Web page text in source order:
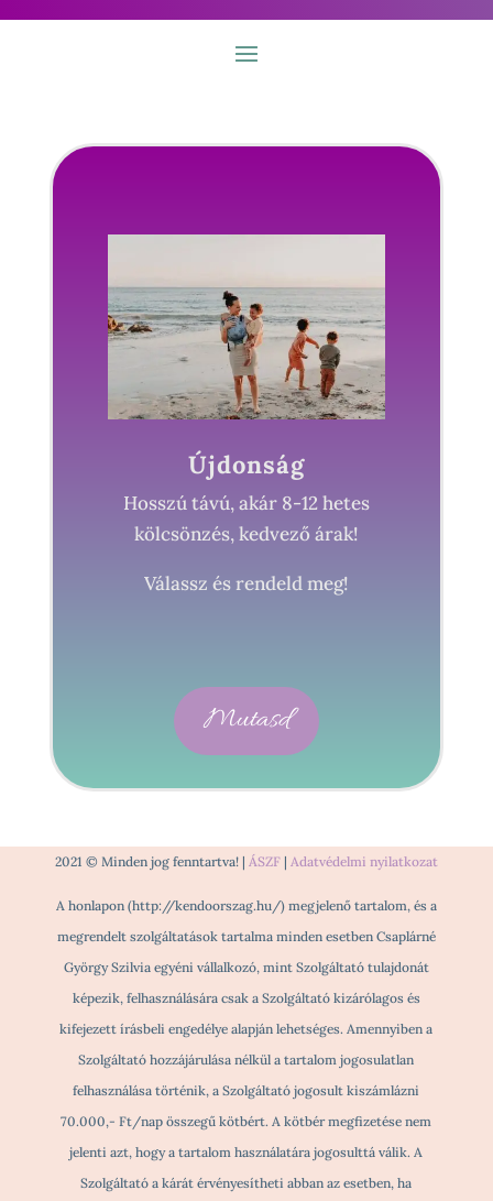
Újdonság
Hosszú távú, akár 8-12 hetes
kölcsönzés, kedvező árak!
Válassz és rendeld meg!
Mutasd
2021 © Minden jog fenntartva! | ÁSZF| Adatvédelmi nyilatkozat
A honlapon (http://kendoorszag.hu/) megjelenő tartalom, és a
megrendelt szolgáltatások tartalma minden esetben Csaplárné
György Szilvia egyéni vállalkozó, mint Szolgáltató tulajdonát
képezik, felhasználására csak a Szolgáltató kizárólagos és
kifejezett írásbeli engedélye alapján lehetséges. Amennyiben a
Szolgáltató hozzájárulása nélkül a tartalom jogosulatlan
felhasználása történik, a Szolgáltató jogosult kiszámlázni
70.000,- Ft/nap összegű kötbért. A kötbér megfizetése nem
jelenti azt, hogy a tartalom használatára jogosulttá válik. A
Szolgáltató a kárát érvényesítheti abban az esetben, ha